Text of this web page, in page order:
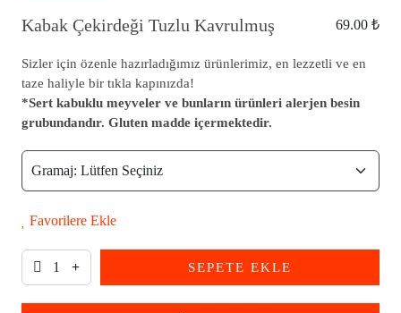
Kabak Çekirdeği Tuzlu Kavrulmuş 69.00 ₺
Sizler için özenle hazırladığımız ürünlerimiz, en lezzetli ve en
taze haliyle bir tıkla kapınızda!
*Sert kabuklu meyveler ve bunların ürünleri alerjen besin
grubundandır. Gluten madde içermektedir.
Favorilere Ekle
SEPETE EKLE